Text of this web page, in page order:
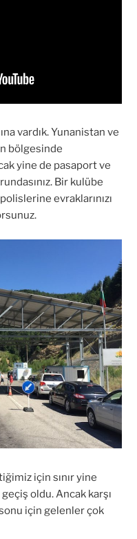
vardık. Yunanistan ve
bölgesinde
yine de pasaport ve
Bir kulübe
evraklarınızı
için sınır yine
oldu. Ancak karşı
için gelenler çok